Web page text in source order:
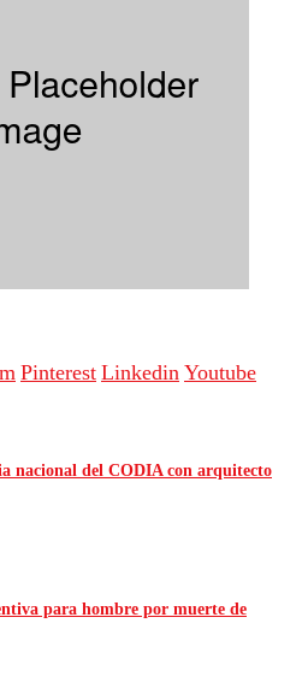
Pinterest Linkedin Youtube
nacional del CODIA con arquitecto
para hombre por muerte de